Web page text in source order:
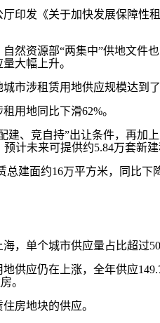
发《关于加快发展保障性
资源部“两集中”供地文件
大幅上升。
涉租赁用地供应规模达到了
用地同比下滑62%。
竞自持”出让条件，再加
计未来可提供约5.84万套新建
面约16万平方米，同比下
单个城市供应量占比超过
应仍在上涨，全年供应
。
房地块的供应。